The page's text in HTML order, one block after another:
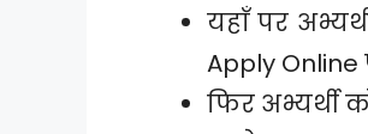
यहाँ पर
Apply
फिर अभ्यर्थी